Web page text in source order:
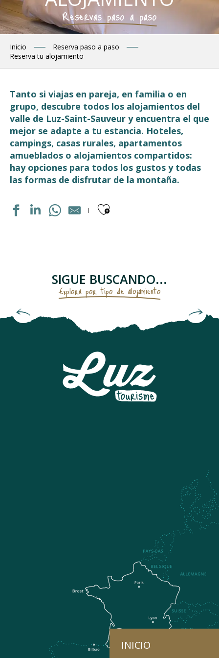
INICIO
Reservas paso a paso
Inicio
Reserva paso a paso
Reserva tu alojamiento
Tanto si viajas en pareja, en familia o en
grupo, descubre todos los alojamientos del
valle de Luz-Saint-Sauveur y encuentra el que
mejor se adapte a tu estancia. Hoteles,
campings, casas rurales, apartamentos
amueblados o alojamientos compartidos:
hay opciones para todos los gustos y todas
las formas de disfrutar de la montaña.
Ajouter aux
APPARTEMENT REMPARTS
AU COIN DES THERMES
APPARTEMENT DANS RESIDENCE
CHAMBRES D'HÔTES "MAISON DEOU"
APPARTEMENT DANS MAISON
APPARTEMENT DANS RESIDENCE
APPARTEMENT DANS RESIDENCE
APPARTEMENT DANS MAISON ANCLADE
SIGUE BUSCANDO...
Explora por tipo de alojamiento